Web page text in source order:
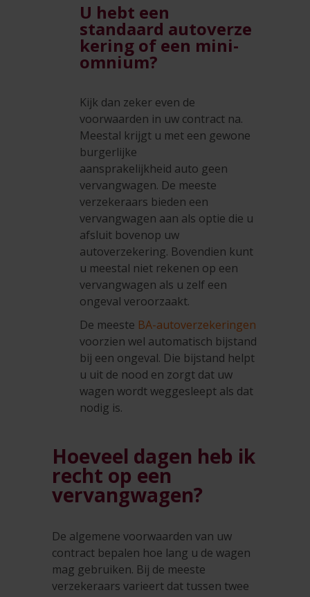
U hebt een
standaard autoverze
kering of een mini-
omnium?
Kijk dan zeker even de
voorwaarden in uw contract na.
Meestal krijgt u met een gewone
burgerlijke
aansprakelijkheid auto geen
vervangwagen. De meeste
verzekeraars bieden een
vervangwagen aan als optie die u
afsluit bovenop uw
autoverzekering. Bovendien kunt
u meestal niet rekenen op een
vervangwagen als u zelf een
ongeval veroorzaakt.
De meeste BA-autoverzekeringen
voorzien wel automatisch bijstand
bij een ongeval. Die bijstand helpt
u uit de nood en zorgt dat uw
wagen wordt weggesleept als dat
nodig is.
Hoeveel dagen heb ik
recht op een
vervangwagen?
De algemene voorwaarden van uw
contract bepalen hoe lang u de wagen
mag gebruiken. Bij de meeste
verzekeraars varieert dat tussen twee